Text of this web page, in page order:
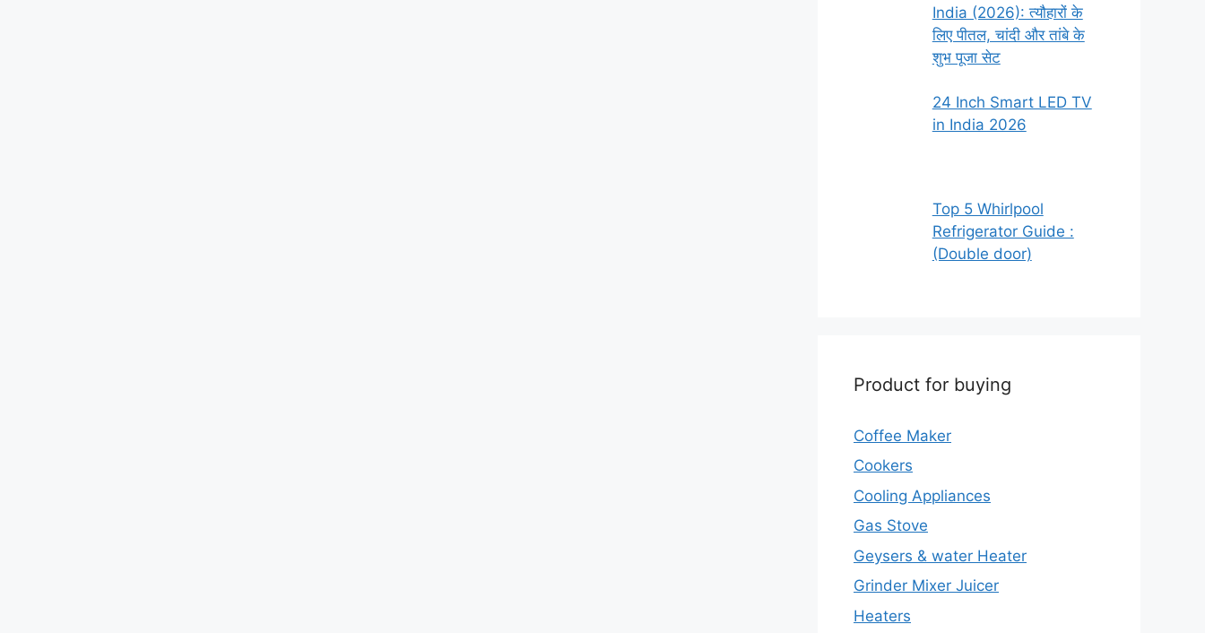
India (2026): त्यौहारों के
लिए पीतल, चांदी और तांबे के
शुभ पूजा सेट
24 Inch Smart LED TV
in India 2026
Top 5 Whirlpool
Refrigerator Guide :
(Double door)
Product for buying
Coffee Maker
Cookers
Cooling Appliances
Gas Stove
Geysers & water Heater
Grinder Mixer Juicer
Heaters